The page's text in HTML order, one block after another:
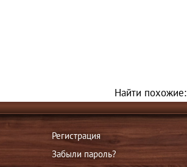
Найти похожие:
Регистрация
Забыли пароль?